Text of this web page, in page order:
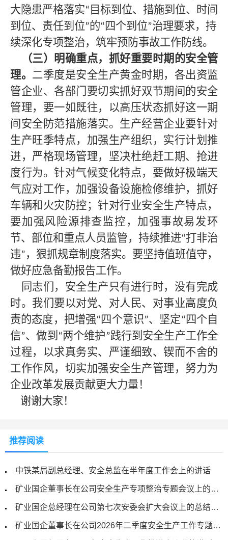
大隐患严格落实“ 目标到位、措施到位、时间
到位、责任到位”的“四个到位”治理要求，持
续深化专项整治，筑牢预防事故工作防线。
（三）明确重点，抓好重要时期的安全管
理。 二季度是安全生产黄金时期 ，各出资监
管企业、各部门要切实抓好双节期间的安全
管理，要一如既往，以高压状态抓好这一期
间安全防范措施落实。生产经营企业要针对
生产旺季特点，加强生产组织，实行计划推
进，严格现场管理，坚决杜绝赶工期、抢进
度行为。针对气候变化特点，要做好极端天
气应对工作，加强设备设施检修维护，抓好
车辆和火灾防控；针对行业安全生产特点，
要加强风险源排查监控，加强事故易发环
节、部位和重点人员监管，持续推进“打非治
违”，狠抓规章制度落实。要坚持值班值守，
做好应急备勤报告工作。
同志们，安全生产只有进行时，没有完成
时。我们要以对党、对人民、对事业高度负
责的态度，把增强“四个意识”、坚定“四个自
信”、做到 “两个维护”践行到安全生产工作全
过程，以求真务实、严谨细致、锲而不舍的
工作作风，切实加强安全生产管理，努力为
企业改革发展贡献更大力量！
谢谢大家！
推荐阅读
中铁某局副总经理、安全总监在半年度工作会上的讲话
矿业国企董事长在公司安全生产专项整治专题会议上的讲话
矿业国企总经理在公司第七次安委会扩大会议上的总结讲话
矿业国企董事长在公司2026年二季度安全生产工作专题会议上的讲话